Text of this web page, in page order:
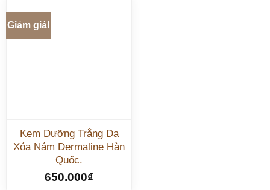
Giảm giá!
Kem Dưỡng Trắng Da
Xóa Nám Dermaline Hàn
Quốc.
650.000₫